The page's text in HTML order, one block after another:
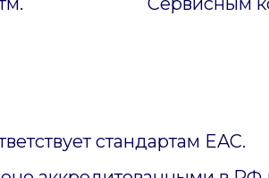
стандартам EAC.